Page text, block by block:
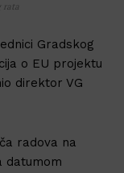
rata
Gradskog
o EU projektu
direktor VG
radova na
datumom